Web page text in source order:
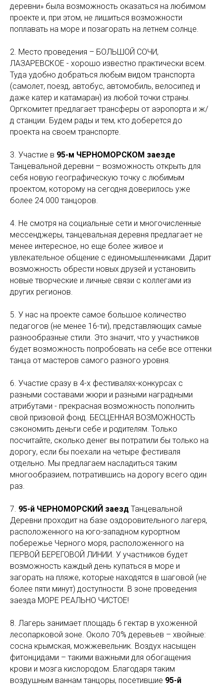
деревни» была возможность оказаться на любимом
проекте и, при этом, не лишиться возможности
поплавать на море и позагорать на летнем солнце.
2. Место проведения – БОЛЬШОЙ СОЧИ,
ЛАЗАРЕВСКОЕ - хорошо известно практически всем.
Туда удобно добраться любым видом транспорта
(самолет, поезд, автобус, автомобиль, велосипед и
даже катер и катамаран) из любой точки страны.
Оргкомитет предлагает трансферы от аэропорта и ж/
д станции. Будем рады и тем, кто доберется до
проекта на своем транспорте.
3. Участие в 95-м ЧЕРНОМОРСКОМ заезде
Танцевальной деревни – возможность открыть для
себя новую географическую точку с любимым
проектом, которому на сегодня доверилось уже
более 24.000 танцоров.
4. Не смотря на социальные сети и многочисленные
мессенджеры, танцевальная деревня предлагает не
менее интересное, но еще более живое и
увлекательное общение с единомышленниками. Дарит
возможность обрести новых друзей и установить
новые творческие и личные связи с коллегами из
других регионов.
5. У нас на проекте самое большое количество
педагогов (не менее 16-ти), представляющих самые
разнообразные стили. Это значит, что у участников
будет возможность попробовать на себе все оттенки
танца от мастеров самого разного уровня.
6. Участие сразу в 4-х фестивалях-конкурсах с
разными составами жюри и разными наградными
атрибутами - прекрасная возможность пополнить
свой призовой фонд. БЕСЦЕННАЯ ВОЗМОЖНОСТЬ
сэкономить деньги себе и родителям. Только
посчитайте, сколько денег вы потратили бы только на
дорогу, если бы поехали на четыре фестиваля
отдельно. Мы предлагаем насладиться таким
многообразием, потратившись на дорогу всего один
раз.
7. 95-й ЧЕРНОМОРСКИЙ заезд Танцевальной
Деревни проходит на базе оздоровительного лагеря,
расположенного на юго-западном курортном
побережье Черного моря, расположенного на
ПЕРВОЙ БЕРЕГОВОЙ ЛИНИИ. У участников будет
возможность каждый день купаться в море и
загорать на пляже, которые находятся в шаговой (не
более пяти минут) доступности. В зоне проведения
заезда МОРЕ РЕАЛЬНО ЧИСТОЕ!
8. Лагерь занимает площадь 6 гектар в ухоженной
лесопарковой зоне. Около 70% деревьев – хвойные:
сосна крымская, можжевельник. Воздух насыщен
фитонцидами – такими важными для обогащения
крови и мозга кислородом. Благодаря таким
воздушным ваннам танцоры, посетившие 95-й